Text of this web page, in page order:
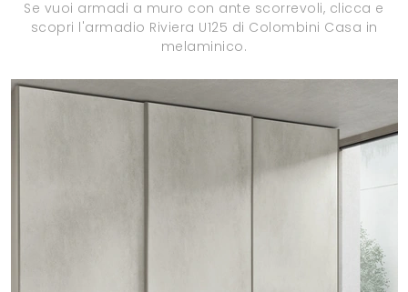
Se vuoi armadi a muro con ante scorrevoli, clicca e
scopri l'armadio Riviera U125 di Colombini Casa in
melaminico.